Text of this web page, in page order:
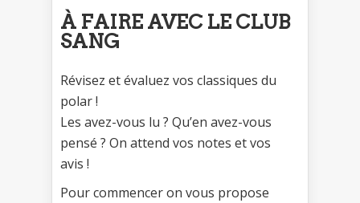
À FAIRE AVEC LE CLUB
SANG
Révisez et évaluez vos classiques du
polar !
Les avez-vous lu ? Qu’en avez-vous
pensé ? On attend vos notes et vos
avis !
Pour commencer on vous propose